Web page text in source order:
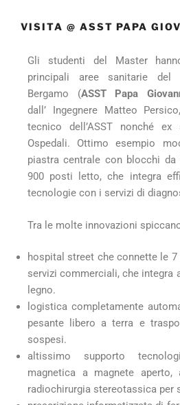
VISITA @ ASST PAPA
Gli studenti del Master
principali aree sanitarie del
Bergamo (ASST Papa
dall’ Ingegnere Matteo
tecnico dell’ASST nonché
Ospedali. Ottimo esempio
piastra centrale con blocchi
900 posti letto, che integra
tecnologie con i servizi di
Tra le molte innovazioni
hospital street che connette le
servizi commerciali, che integra
legno.
logistica completamente
pesante libero a terra e
sospesi.
altissimo supporto
magnetica a magnete aperto,
radiochirurgia stereotassica per